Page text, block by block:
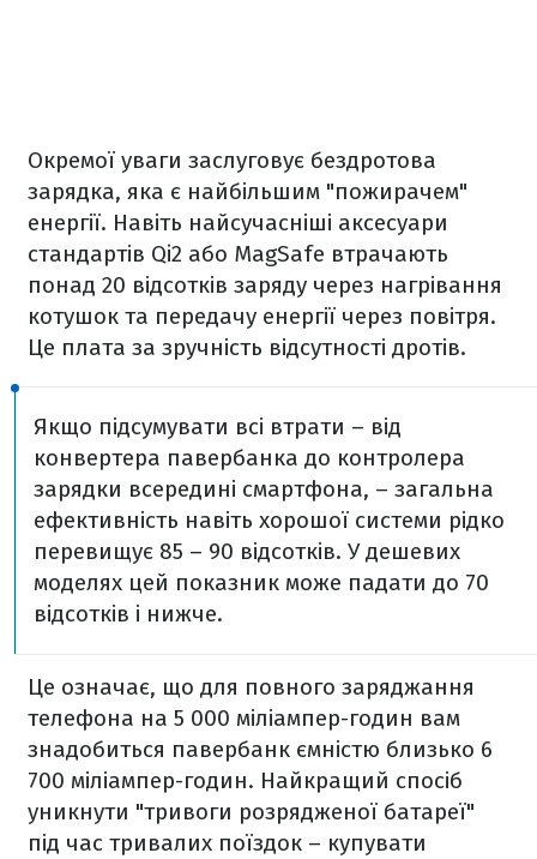
Окремої уваги заслуговує бездротова
зарядка, яка є найбільшим "пожирачем"
енергії. Навіть найсучасніші аксесуари
стандартів Qi2 або MagSafe втрачають
понад 20 відсотків заряду через нагрівання
котушок та передачу енергії через повітря.
Це плата за зручність відсутності дротів.
Якщо підсумувати всі втрати – від
конвертера павербанка до контролера
зарядки всередині смартфона, – загальна
ефективність навіть хорошої системи рідко
перевищує 85 – 90 відсотків. У дешевих
моделях цей показник може падати до 70
відсотків і нижче.
Це означає, що для повного заряджання
телефона на 5 000 міліампер-годин вам
знадобиться павербанк ємністю близько 6
700 міліампер-годин. Найкращий спосіб
уникнути "тривоги розрядженої батареї"
під час тривалих поїздок – купувати